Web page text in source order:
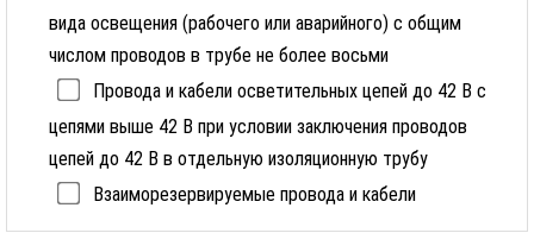
вида освещения (рабочего или аварийного) с общим
числом проводов в трубе не более восьми
Провода и кабели осветительных цепей до 42 В с
цепями выше 42 В при условии заключения проводов
цепей до 42 В в отдельную изоляционную трубу
Взаиморезервируемые провода и кабели